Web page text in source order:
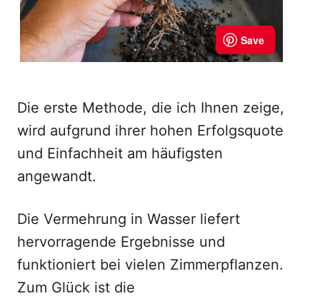
Die erste Methode, die ich Ihnen zeige,
wird aufgrund ihrer hohen Erfolgsquote
und Einfachheit am häufigsten
angewandt.
Die Vermehrung in Wasser liefert
hervorragende Ergebnisse und
funktioniert bei vielen Zimmerpflanzen.
Zum Glück ist die